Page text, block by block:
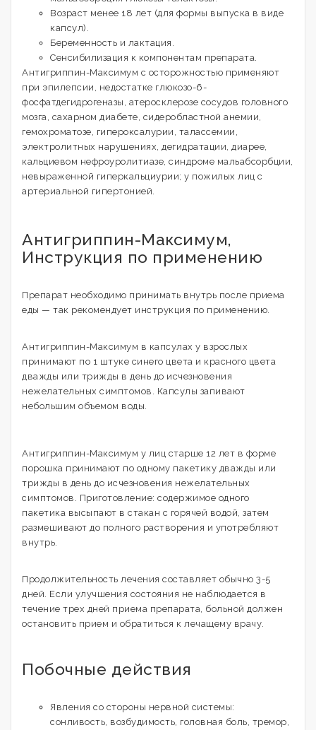
Возраст менее 18 лет (для формы выпуска в виде
капсул).
Беременность и лактация.
Сенсибилизация к компонентам препарата.
Антигриппин-Максимум с осторожностью применяют
при эпилепсии, недостатке глюкозо-6-
фосфатдегидрогеназы, атеросклерозе сосудов головного
мозга, сахарном диабете, сидеробластной анемии,
гемохроматозе, гипероксалурии, талассемии,
электролитных нарушениях, дегидратации, диарее,
кальциевом нефроуролитиазе, синдроме мальабсорбции,
невыраженной гиперкальциурии; у пожилых лиц с
артериальной гипертонией.
Антигриппин-Максимум,
Инструкция по применению
Препарат необходимо принимать внутрь после приема
еды — так рекомендует инструкция по применению.
Антигриппин-Максимум в капсулах у взрослых
принимают по 1 штуке синего цвета и красного цвета
дважды или трижды в день до исчезновения
нежелательных симптомов. Капсулы запивают
небольшим объемом воды.
Антигриппин-Максимум у лиц старше 12 лет в форме
порошка принимают по одному пакетику дважды или
трижды в день до исчезновения нежелательных
симптомов. Приготовление: содержимое одного
пакетика высыпают в стакан с горячей водой, затем
размешивают до полного растворения и употребляют
внутрь.
Продолжительность лечения составляет обычно 3-5
дней. Если улучшения состояния не наблюдается в
течение трех дней приема препарата, больной должен
остановить прием и обратиться к лечащему врачу.
Побочные действия
Явления со стороны нервной системы:
сонливость, возбудимость, головная боль, тремор,